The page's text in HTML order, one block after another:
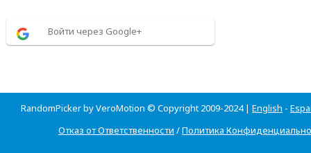
Войти через Google+
RandomPicker by VeroMotion © Copyright 2009-2024 | English -
Отказ от Ответственности /Политика